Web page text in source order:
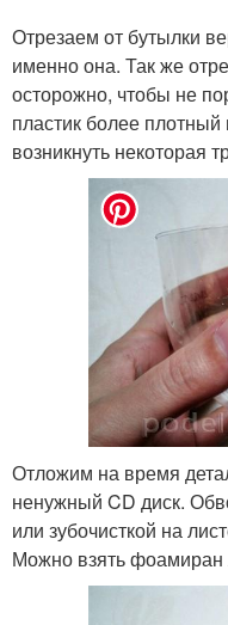
Отрезаем от бутылки
именно она. Так же
осторожно, чтобы не
пластик более
возникнуть некоторая
Отложим на время
ненужный CD диск.
или зубочисткой на
Можно взять